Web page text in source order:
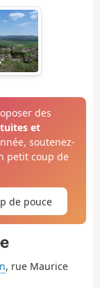
des
et
soutenez-
petit coup de
de pouce
, rue Maurice